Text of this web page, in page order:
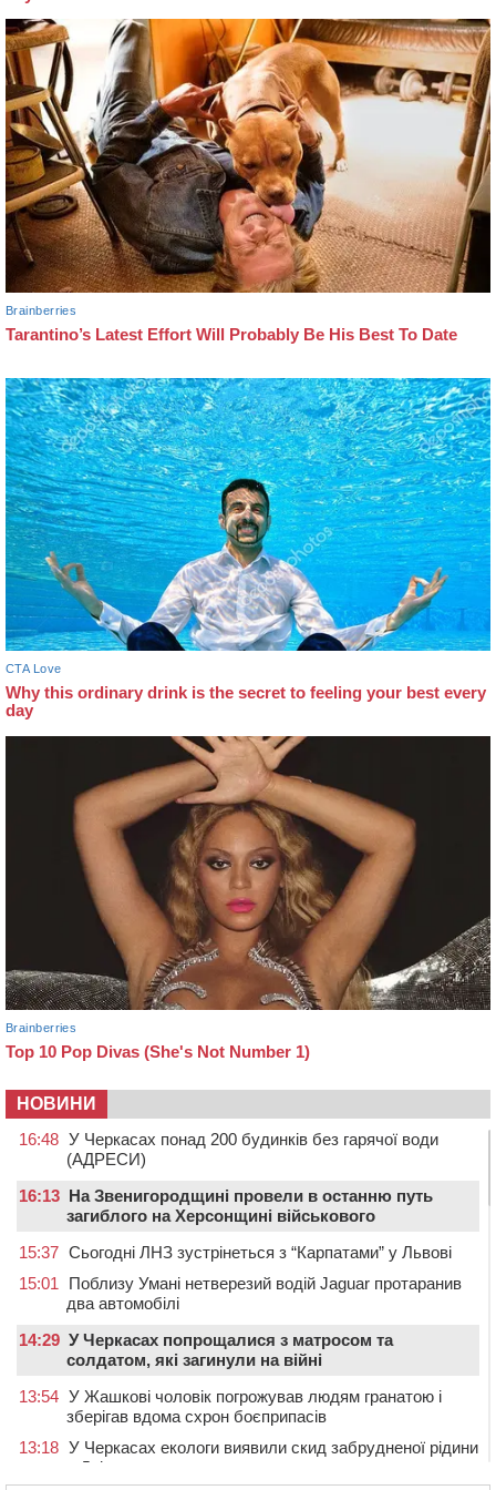
НОВИНИ
16:48 У Черкасах понад 200 будинків без гарячої води
(АДРЕСИ)
16:13 На Звенигородщині провели в останню путь
загиблого на Херсонщині військового
15:37 Сьогодні ЛНЗ зустрінеться з “Карпатами” у Львові
15:01
Поблизу Умані нетверезий водій Jaguar протаранив
два автомобілі
14:29 У Черкасах попрощалися з матросом та
солдатом, які загинули на війні
13:54 У Жашкові чоловік погрожував людям гранатою і
зберігав вдома схрон боєприпасів
13:18 У Черкасах екологи виявили скид забрудненої рідини
в Дніпро